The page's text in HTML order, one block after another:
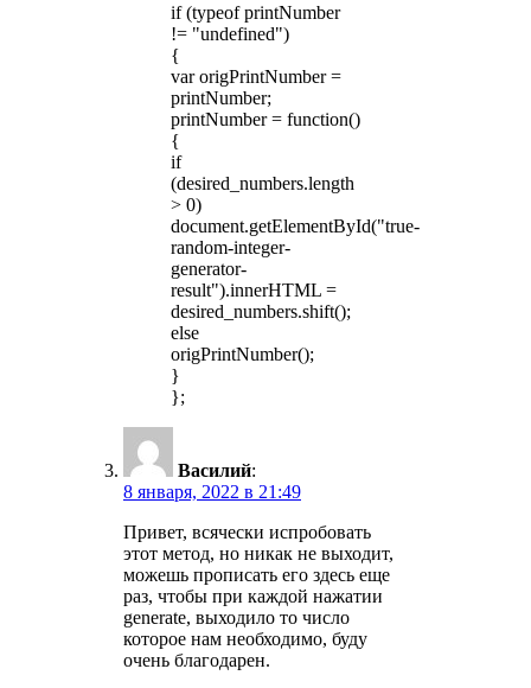
if (typeof printNumber
!= "undefined")
{
var origPrintNumber =
printNumber;
printNumber = function()
{
if
(desired_numbers.length
> 0)
document.getElementById("true-
random-integer-
generator-
result").innerHTML =
desired_numbers.shift();
else
origPrintNumber();
}
};
Василий:
8 января, 2022 в 21:49
Привет, всячески испробовать
этот метод, но никак не выходит,
можешь прописать его здесь еще
раз, чтобы при каждой нажатии
generate, выходило то число
которое нам необходимо, буду
очень благодарен.